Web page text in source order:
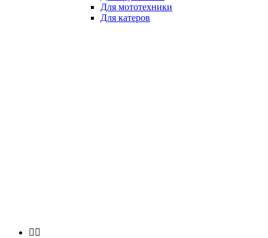
Для мототехники
Для катеров
 